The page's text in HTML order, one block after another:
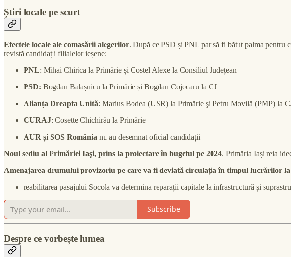
Știri locale pe scurt
Efectele locale ale comasării alegerilor. După ce PSD și PNL par să fi bătut palma pentru
revistă candidații filialelor ieșene:
PNL: Mihai Chirica la Primărie și Costel Alexe la Consiliul Județean
PSD: Bogdan Balașnicu la Primărie și Bogdan Cojocaru la CJ
Alianța Dreapta Unită: Marius Bodea (USR) la Primărie şi Petru Movilă (PMP) la
CURAJ: Cosette Chichirău la Primărie
AUR și SOS România nu au desemnat oficial candidații
Noul sediu al Primăriei Iaşi, prins la proiectare în bugetul pe 2024. Primăria Iași reia
Amenajarea drumului provizoriu pe care va fi deviată circulația în timpul lucrărilor la
reabilitarea pasajului Socola va determina reparații capitale la infrastructură și
Subscribe
Despre ce vorbește lumea